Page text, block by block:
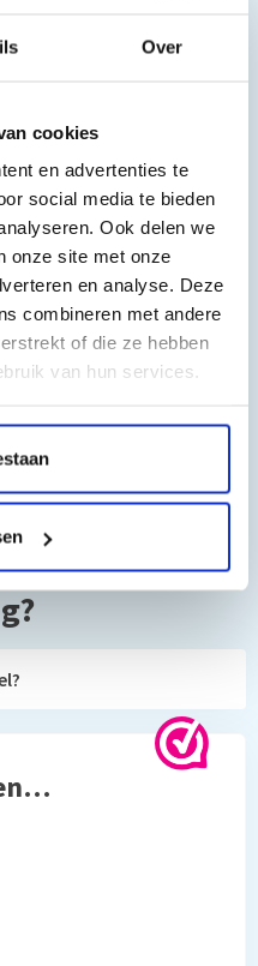
Over
cookies
en advertenties te
social media te bieden
Ook delen we
onze site met onze
en analyse. Deze
combineren met andere
of die ze hebben
van hun services.
meer inhoud als de
ml)
Stylus PX660, Epson stylus
px710w, Epson stylus
px730w, Epson stylus
px810fw, Epson stylus
photo rx585, Epson
P50